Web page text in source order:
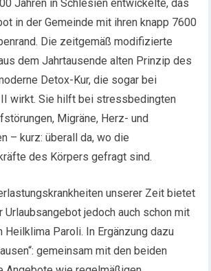
Jahren in Schlesien entwickelte, das
in der Gemeinde mit ihren knapp 7600
Die zeitgemäß modifizierte
dem Jahrtausende alten Prinzip des
Detox-Kur, die sogar bei
wirkt. Sie hilft bei stressbedingten
Migräne, Herz- und
– kurz: überall da, wo die
des Körpers gefragt sind.
unserer Zeit bietet
Urlaubsangebot jedoch auch schon mit
Heilklima Paroli. In Ergänzung dazu
gemeinsam mit den beiden